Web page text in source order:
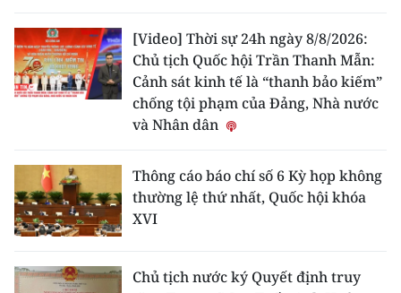
[Video] Thời sự 24h ngày 8/8/2026:
Chủ tịch Quốc hội Trần Thanh Mẫn:
Cảnh sát kinh tế là “thanh bảo kiếm”
chống tội phạm của Đảng, Nhà nước
và Nhân dân
Thông cáo báo chí số 6 Kỳ họp không
thường lệ thứ nhất, Quốc hội khóa
XVI
Chủ tịch nước ký Quyết định truy